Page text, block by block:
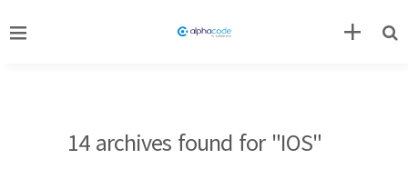
14 archives found for "IOS"